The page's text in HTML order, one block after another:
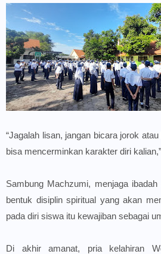
“Jagalah lisan, jangan bicara jorok
bisa mencerminkan karakter diri
Sambung Machzumi, menjaga
bentuk disiplin spiritual yang akan
pada diri siswa itu kewajiban sebagai
Di akhir amanat, pria kelahiran